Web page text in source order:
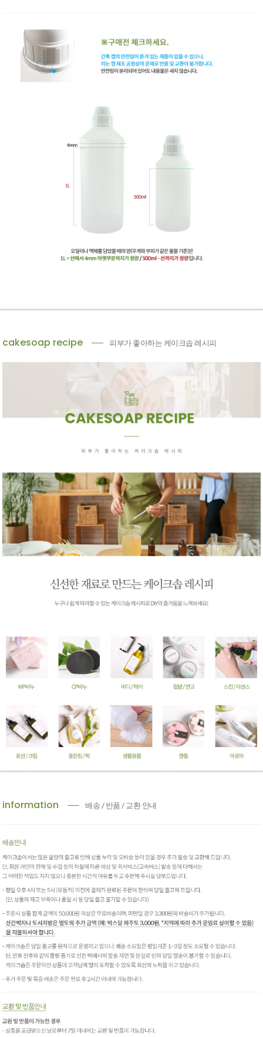
cakesoap recipe 피부가 좋아하는 케이크솝 레시피
information 배송 / 반품 / 교환 안내